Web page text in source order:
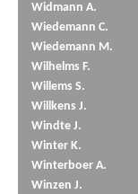
Widmann A.
Wiedemann C.
Wiedemann M.
Wilhelms F.
Willems S.
Willkens J.
Windte J.
Winter K.
Winterboer A.
Winzen J.